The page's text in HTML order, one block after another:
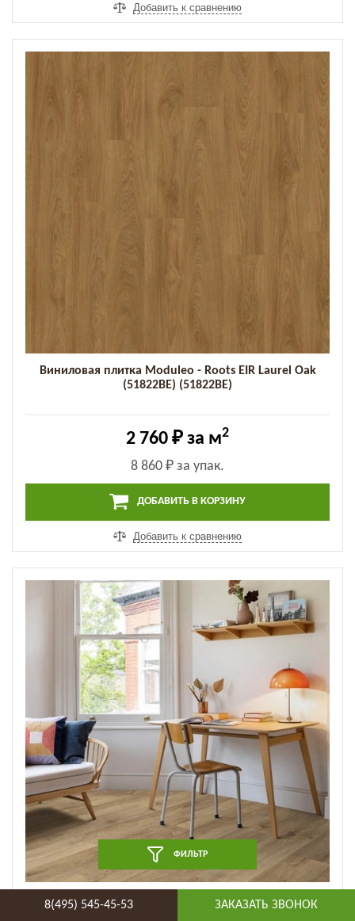
Добавить к сравнению
Виниловая плитка Moduleo - Roots EIR Laurel Oak
(51822BE) (51822BE)
2 760 ₽ за м2
8 860 ₽ за упак.
ДОБАВИТЬ В КОРЗИНУ
Добавить к сравнению
Виниловая плитка Moduleo - Roots EIR Nashville Oak
ФИЛЬТР
8(495) 545-45-53 ЗАКАЗАТЬ ЗВОНОК